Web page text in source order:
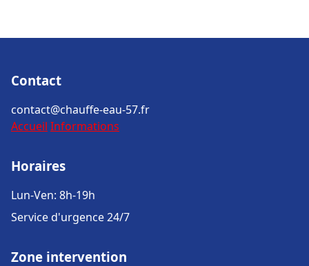
Contact
contact@chauffe-eau-57.fr
Accueil Informations
Horaires
Lun-Ven: 8h-19h
Service d'urgence 24/7
Zone intervention